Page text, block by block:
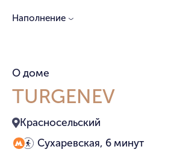
Наполнение
Austriawood
Итальянская краска PRATTA
О доме
TURGENEV
Красносельский
Сухаревская, 6 минут